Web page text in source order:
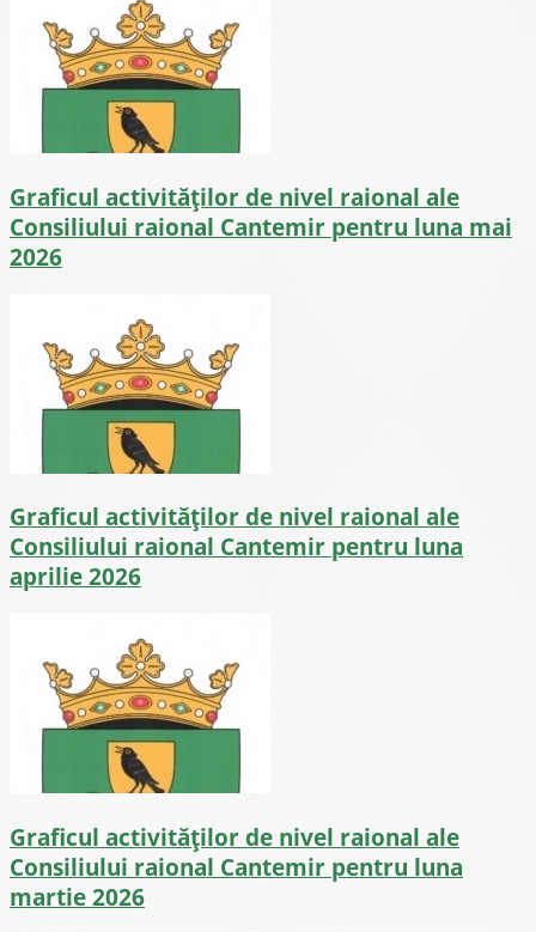
Graficul activităților de nivel raional ale
Consiliului raional Cantemir pentru luna mai
2026
Graficul activităților de nivel raional ale
Consiliului raional Cantemir pentru luna
aprilie 2026
Graficul activităților de nivel raional ale
Consiliului raional Cantemir pentru luna
martie 2026